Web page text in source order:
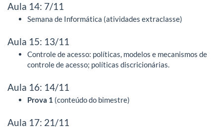
Aula 14: 7/11
Semana de Informática (atividades extraclasse)
Aula 15: 13/11
Controle de acesso: políticas, modelos e mecanismos de
controle de acesso; políticas discricionárias.
Aula 16: 14/11
Prova 1 (conteúdo do bimestre)
Aula 17: 21/11